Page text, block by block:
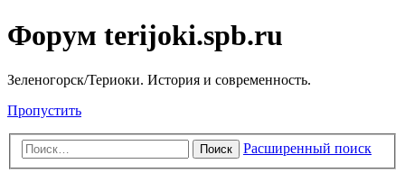
Форум terijoki.spb.ru
Зеленогорск/Териоки. История и современность.
Пропустить
Поиск Расширенный поиск